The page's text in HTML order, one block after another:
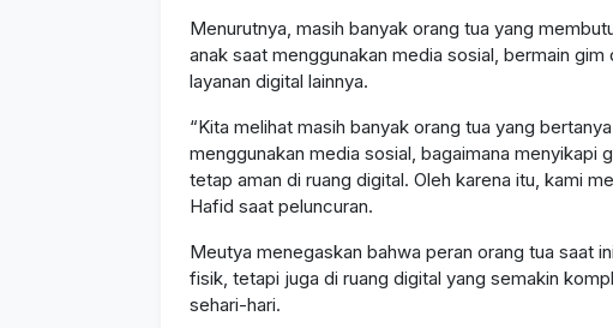
Menurutnya, masih banyak orang tua yang
anak saat menggunakan media sosial, bermain
layanan digital lainnya.
“Kita melihat masih banyak orang tua yang
menggunakan media sosial, bagaimana menyikapi
tetap aman di ruang digital. Oleh karena itu, kami
Hafid saat peluncuran.
Meutya menegaskan bahwa peran orang tua saat
fisik, tetapi juga di ruang digital yang semakin
sehari-hari.